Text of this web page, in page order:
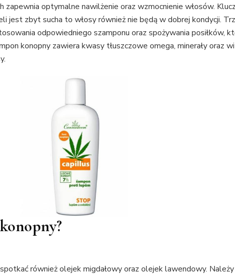
zapewnia optymalne nawilżenie oraz wzmocnienie włosów.
jest zbyt sucha to włosy również nie będą w dobrej kondycji.
odpowiedniego szamponu oraz spożywania posiłków,
konopny zawiera kwasy tłuszczowe omega, minerały oraz
również olejek migdałowy oraz olejek lawendowy.